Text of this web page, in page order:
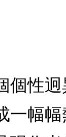
個性
一幅